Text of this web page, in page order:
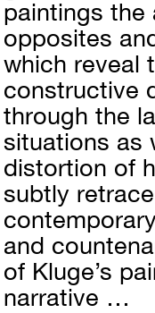
paintings the
opposites
which reveal
constructive
through the
situations as
distortion of
subtly
and
of Kluge’s
narrative …